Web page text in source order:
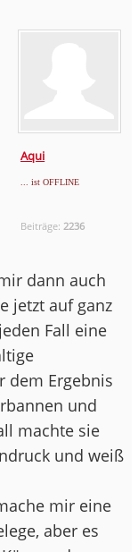
Aqui
... ist OFFLINE
Beiträge: 2236
dann auch
jetzt auf ganz
Fall eine
dem Ergebnis
und
machte sie
und weiß
mir eine
aber es